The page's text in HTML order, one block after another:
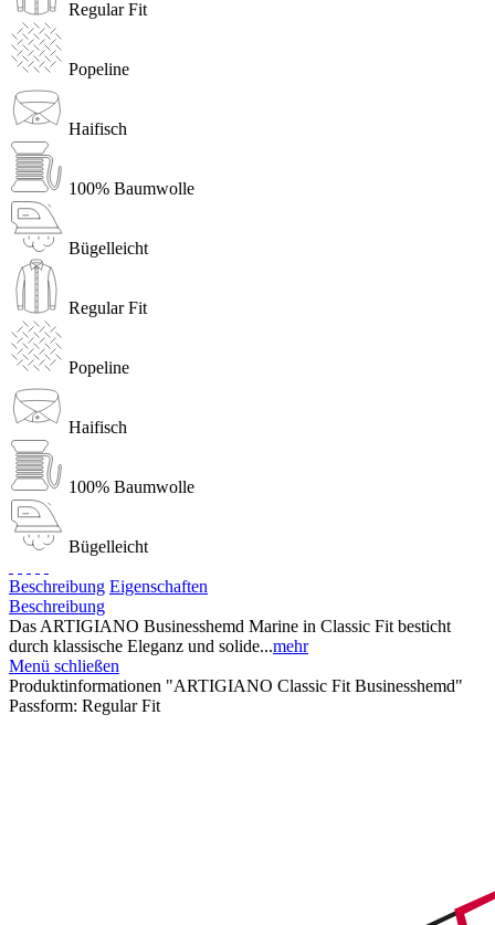
Regular Fit
Popeline
Haifisch
100% Baumwolle
Bügelleicht
Regular Fit
Popeline
Haifisch
100% Baumwolle
Bügelleicht
Beschreibung Eigenschaften
Beschreibung
Das ARTIGIANO Businesshemd Marine in Classic Fit besticht
durch klassische Eleganz und solide...mehr
Menü schließen
Produktinformationen "ARTIGIANO Classic Fit Businesshemd"
Passform: Regular Fit